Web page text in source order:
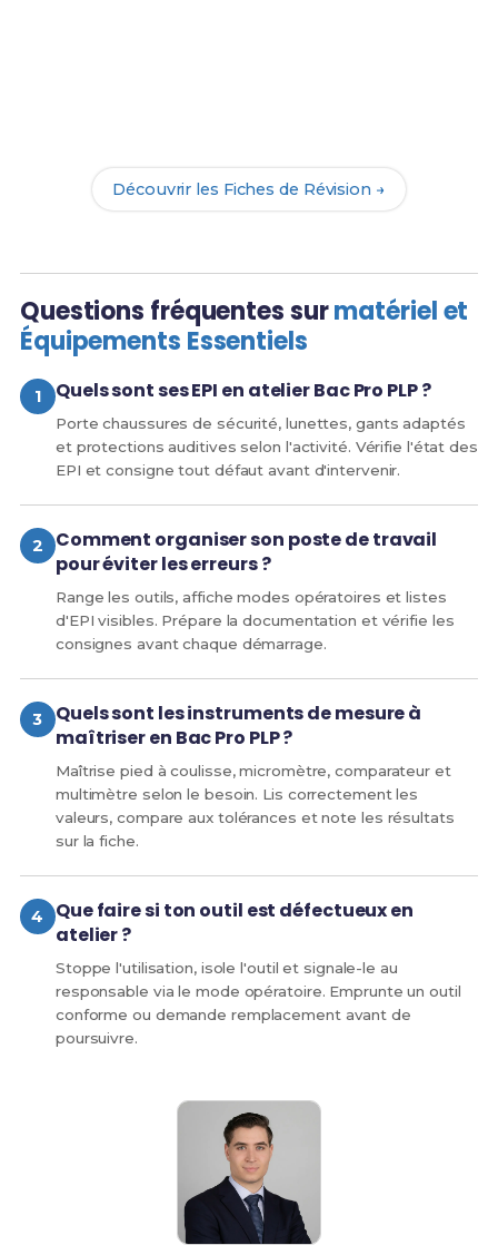
Découvrir les Fiches de Révision →
Questions fréquentes surmatériel et
Équipements Essentiels
Quels sont ses EPI en atelier Bac Pro PLP ?
Porte chaussures de sécurité, lunettes, gants adaptés
et protections auditives selon l'activité. Vérifie l'état des
EPI et consigne tout défaut avant d'intervenir.
Comment organiser son poste de travail
pour éviter les erreurs ?
Range les outils, affiche modes opératoires et listes
d'EPI visibles. Prépare la documentation et vérifie les
consignes avant chaque démarrage.
Quels sont les instruments de mesure à
maîtriser en Bac Pro PLP ?
Maîtrise pied à coulisse, micromètre, comparateur et
multimètre selon le besoin. Lis correctement les
valeurs, compare aux tolérances et note les résultats
sur la fiche.
Que faire si ton outil est défectueux en
atelier ?
Stoppe l'utilisation, isole l'outil et signale-le au
responsable via le mode opératoire. Emprunte un outil
conforme ou demande remplacement avant de
poursuivre.